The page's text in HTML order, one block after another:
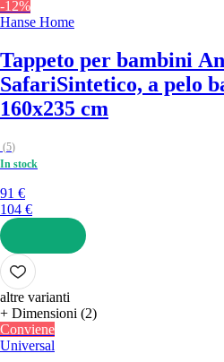
-12%
Hanse Home
Tappeto per bambini
SafariSintetico, a pelo
160x235 cm
(5)
In stock
91 €
104 €
AGGIUNGI
altre varianti
+ Dimensioni (2)
Conviene
Universal